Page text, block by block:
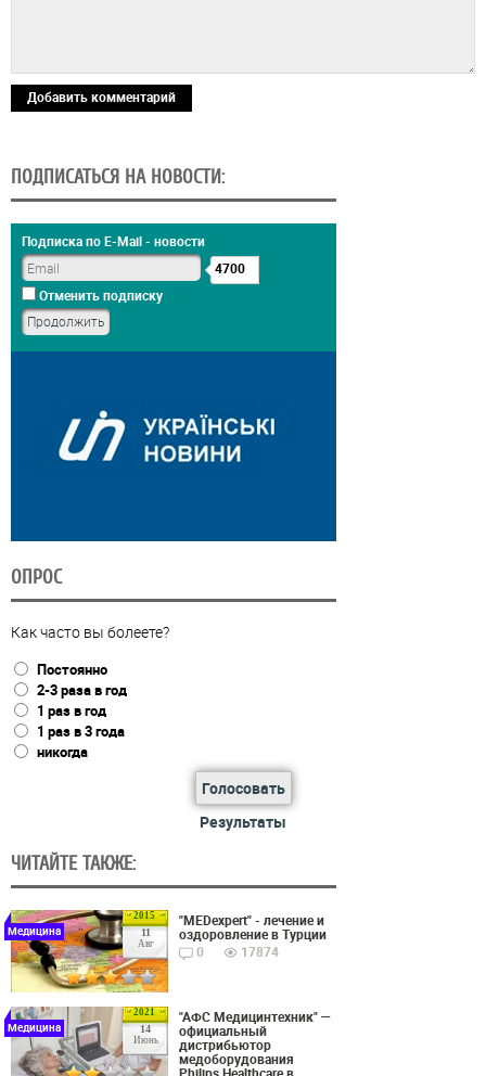
Добавить комментарий
ПОДПИСАТЬСЯ НА НОВОСТИ:
Подписка по E-Mail - новости
4700
Отменить подписку
ОПРОС
Как часто вы болеете?
Постоянно
2-3 раза в год
1 раз в год
1 раз в 3 года
никогда
Голосовать
Результаты
ЧИТАЙТЕ ТАКЖЕ:
2015
11
Авг
Медицина
"MEDexpert" - лечение и
оздоровление в Турции
0
17874
2021
14
Июнь
Медицина
"АФС Медицинтехник" —
официальный
дистрибьютор
медоборудования